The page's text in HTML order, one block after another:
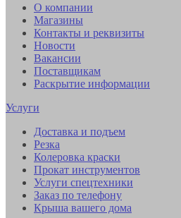
О компании
Магазины
Контакты и реквизиты
Новости
Вакансии
Поставщикам
Раскрытие информации
Услуги
Доставка и подъем
Резка
Колеровка краски
Прокат инструментов
Услуги спецтехники
Заказ по телефону
Крыша вашего дома